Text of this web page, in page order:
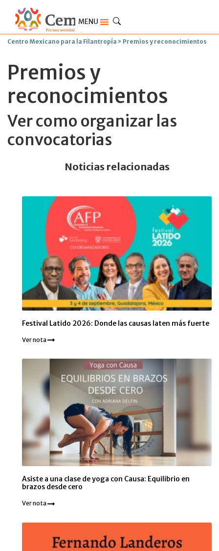
MENU
Centro Mexicano para la Filantropía > Premios y reconocimientos
Premios y
reconocimientos
Ver como organizar las
convocatorias
Noticias relacionadas
Festival Latido 2026: Donde las causas laten más fuerte
Ver nota
Asiste a una clase de yoga con Causa: Equilibrio en
brazos desde cero
Ver nota